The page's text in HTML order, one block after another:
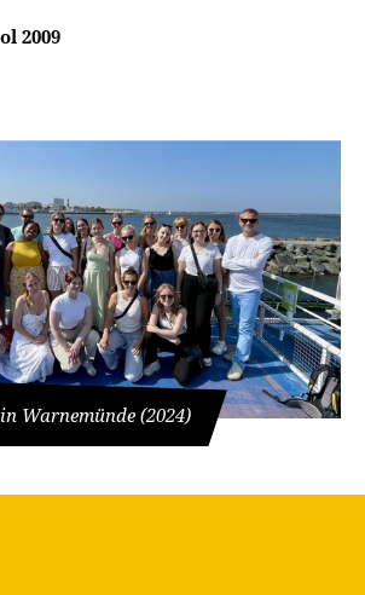
2009
Warnemünde (2024)